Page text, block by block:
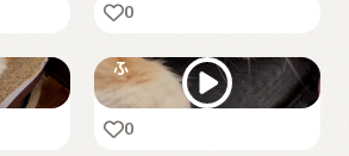
0
ふ
0
はぐちゃんがまた勝手にリ